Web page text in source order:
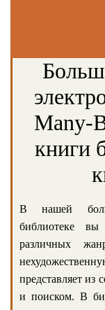
Many-
книги
В нашей
библиотеке
различных
представляет из
и поиском. В